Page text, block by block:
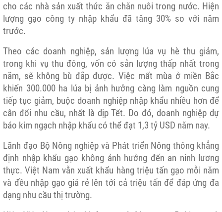
cho các nhà sản xuất thức ăn chăn nuôi trong nước. Hiện
lượng gạo công ty nhập khẩu đã tăng 30% so với năm
trước.
Theo các doanh nghiệp, sản lượng lúa vụ hè thu giảm,
trong khi vụ thu đông, vốn có sản lượng thấp nhất trong
năm, sẽ không bù đắp được. Việc mất mùa ở miền Bắc
khiến 300.000 ha lúa bị ảnh hưởng càng làm nguồn cung
tiếp tục giảm, buộc doanh nghiệp nhập khẩu nhiều hơn để
cân đối nhu cầu, nhất là dịp Tết. Do đó, doanh nghiệp dự
báo kim ngạch nhập khẩu có thể đạt 1,3 tỷ USD năm nay.
Lãnh đạo Bộ Nông nghiệp và Phát triển Nông thông khẳng
định nhập khẩu gạo không ảnh hưởng đến an ninh lương
thực. Việt Nam vẫn xuất khẩu hàng triệu tấn gạo mỗi năm
và đều nhập gạo giá rẻ lên tới cả triệu tấn để đáp ứng đa
dạng nhu cầu thị trường.